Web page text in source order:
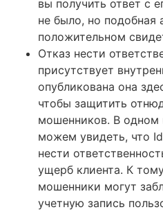
вы получить ответ с
не было, но подобная
положительном
Отказ нести
присутствует
опубликована она
чтобы защитить
мошенников. В одном
можем увидеть, что
нести
ущерб клиента. К
мошенники могут
учетную запись